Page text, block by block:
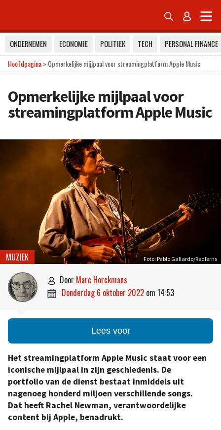
 
ONDERNEMEN ECONOMIE POLITIEK TECH
PERSONAL FINANCE
Hoofdpagina» Opmerkelijke mijlpaal voor streamingplatform Apple Music
Opmerkelijke mijlpaal voor
streamingplatform Apple Music
Foto: Pablo Gallardo/Redferns
MUZIEK
 door Marc Horckmans
 donderdag 6 oktober 2022 om 14:53
Lees voor
Het streamingplatform Apple Music staat voor een
iconische mijlpaal in zijn geschiedenis. De
portfolio van de dienst bestaat inmiddels uit
nagenoeg honderd miljoen verschillende songs.
Dat heeft Rachel Newman, verantwoordelijke
content bij Apple, benadrukt.